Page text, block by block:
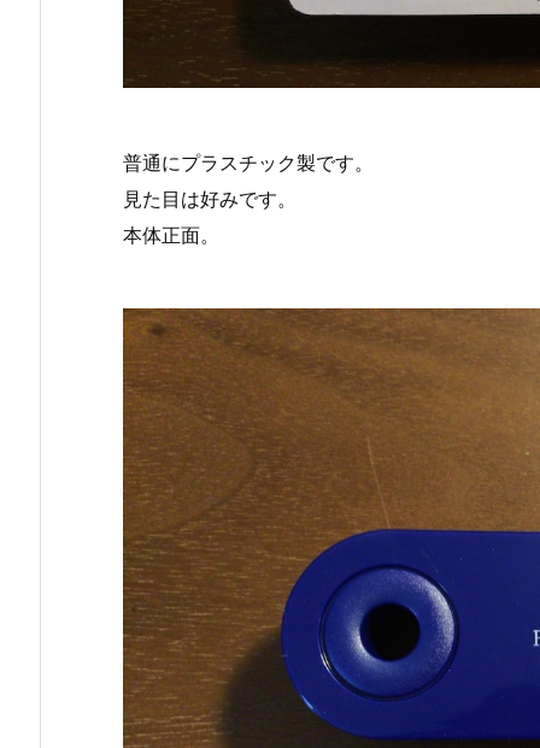
普通にプラスチック製です。
見た目は好みです。
本体正面。